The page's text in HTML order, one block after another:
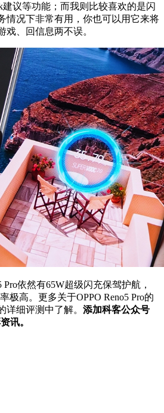
建议等功能；而我则比较喜欢的是闪
情况下非常有用，你也可以用它来将
戏、回信息两不误。
依然有65W超级闪充保驾护航，
极高。更多关于OPPO Reno5 Pro的
详细评测中了解。 添加科客公众号
讯。